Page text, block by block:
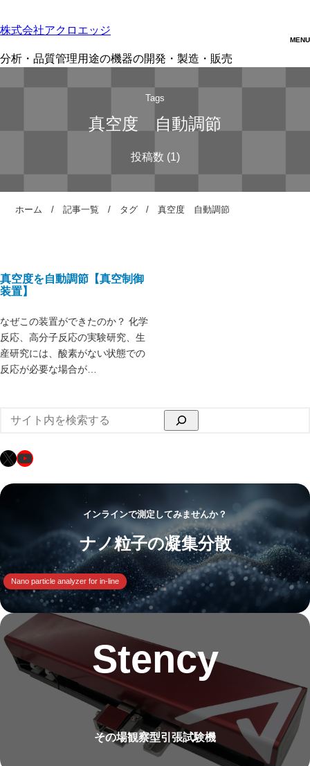
株式会社アクロエッジ
分析・品質管理用途の機器の開発・製造・販売
Tags
真空度 自動調節
ホーム 記事一覧 タグ 真空度 自動調節
真空度を自動調節【真空制御
装置】
なぜこの装置ができたのか？ 化学
反応、高分子反応の実験研究、生
産研究には、酸素がない状態での
反応が必要な場合が…
検
索
X YouTube
インラインで測定してみませんか？
ナノ粒子の凝集分散
Nano particle analyzer for in-line
Stency
その場観察型引張試験機